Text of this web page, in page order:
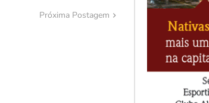
Próxima Postagem